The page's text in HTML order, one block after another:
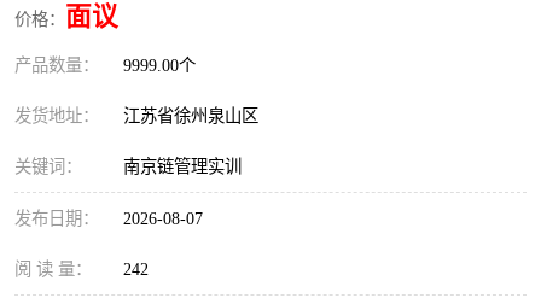
价格： 面议
产品数量： 9999.00个
发货地址： 江苏省徐州泉山区
关键词： 南京链管理实训
发布日期： 2026-08-07
阅 读 量： 242